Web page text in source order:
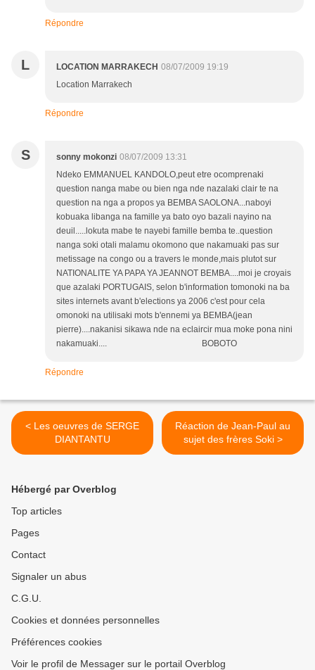
Répondre
L LOCATION MARRAKECH 08/07/2009 19:19
Location Marrakech
Répondre
S sonny mokonzi 08/07/2009 13:31
Ndeko EMMANUEL KANDOLO,peut etre ocomprenaki
question nanga mabe ou bien nga nde nazalaki clair te na
question na nga a propos ya BEMBA SAOLONA...naboyi
kobuaka libanga na famille ya bato oyo bazali nayino na
deuil.....lokuta mabe te nayebi famille bemba te..question
nanga soki otali malamu okomono que nakamuaki pas sur
metissage na congo ou a travers le monde,mais plutot sur
NATIONALITE YA PAPA YA JEANNOT BEMBA....moi je croyais
que azalaki PORTUGAIS, selon b'information tomonoki na ba
sites internets avant b'elections ya 2006 c'est pour cela
omonoki na utilisaki mots b'ennemi ya BEMBA(jean
pierre)....nakanisi sikawa nde na eclaircir mua moke pona nini
nakamuaki.... BOBOTO
Répondre
< Les oeuvres de SERGE
DIANTANTU
Réaction de Jean-Paul au
sujet des frères Soki >
Hébergé par Overblog
Top articles
Pages
Contact
Signaler un abus
C.G.U.
Cookies et données personnelles
Préférences cookies
Voir le profil de Messager sur le portail Overblog